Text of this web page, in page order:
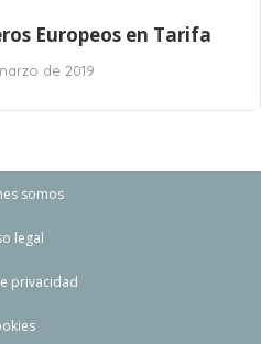
Europeos en Tarifa
de 2019
somos
legal
privacidad